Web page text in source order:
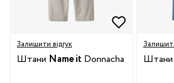
Залишити відгук
Штани Name it Donnacha Штани